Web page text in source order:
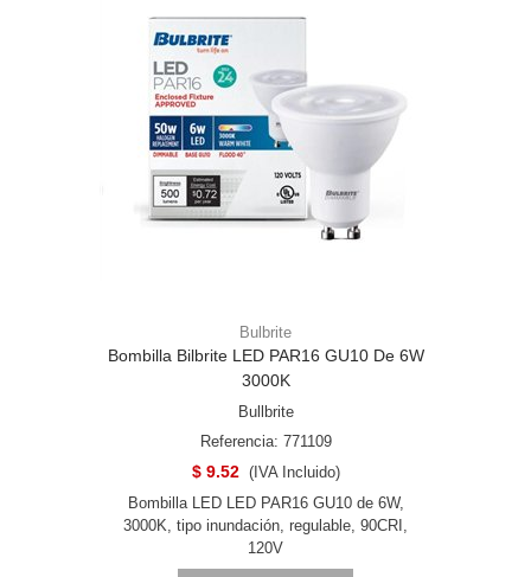
Bulbrite
Bombilla Bilbrite LED PAR16 GU10 De 6W
3000K
Bullbrite
Referencia: 771109
$ 9.52 (IVA Incluido)
Bombilla LED LED PAR16 GU10 de 6W,
3000K, tipo inundación, regulable, 90CRI,
120V